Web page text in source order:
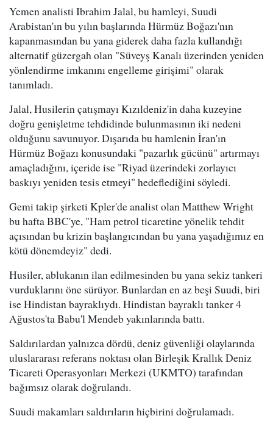
Yemen analisti Ibrahim Jalal, bu hamleyi, Suudi
Arabistan'ın bu yılın başlarında Hürmüz Boğazı'nın
kapanmasından bu yana giderek daha fazla kullandığı
alternatif güzergah olan "Süveyş Kanalı üzerinden yeniden
yönlendirme imkanını engelleme girişimi" olarak
tanımladı.
Jalal, Husilerin çatışmayı Kızıldeniz'in daha kuzeyine
doğru genişletme tehdidinde bulunmasının iki nedeni
olduğunu savunuyor. Dışarıda bu hamlenin İran'ın
Hürmüz Boğazı konusundaki "pazarlık gücünü" artırmayı
amaçladığını, içeride ise "Riyad üzerindeki zorlayıcı
baskıyı yeniden tesis etmeyi" hedeflediğini söyledi.
Gemi takip şirketi Kpler'de analist olan Matthew Wright
bu hafta BBC'ye, "Ham petrol ticaretine yönelik tehdit
açısından bu krizin başlangıcından bu yana yaşadığımız en
kötü dönemdeyiz" dedi.
Husiler, ablukanın ilan edilmesinden bu yana sekiz tankeri
vurduklarını öne sürüyor. Bunlardan en az beşi Suudi, biri
ise Hindistan bayraklıydı. Hindistan bayraklı tanker 4
Ağustos'ta Babu'l Mendeb yakınlarında battı.
Saldırılardan yalnızca dördü, deniz güvenliği olaylarında
uluslararası referans noktası olan Birleşik Krallık Deniz
Ticareti Operasyonları Merkezi (UKMTO) tarafından
bağımsız olarak doğrulandı.
Suudi makamları saldırıların hiçbirini doğrulamadı.